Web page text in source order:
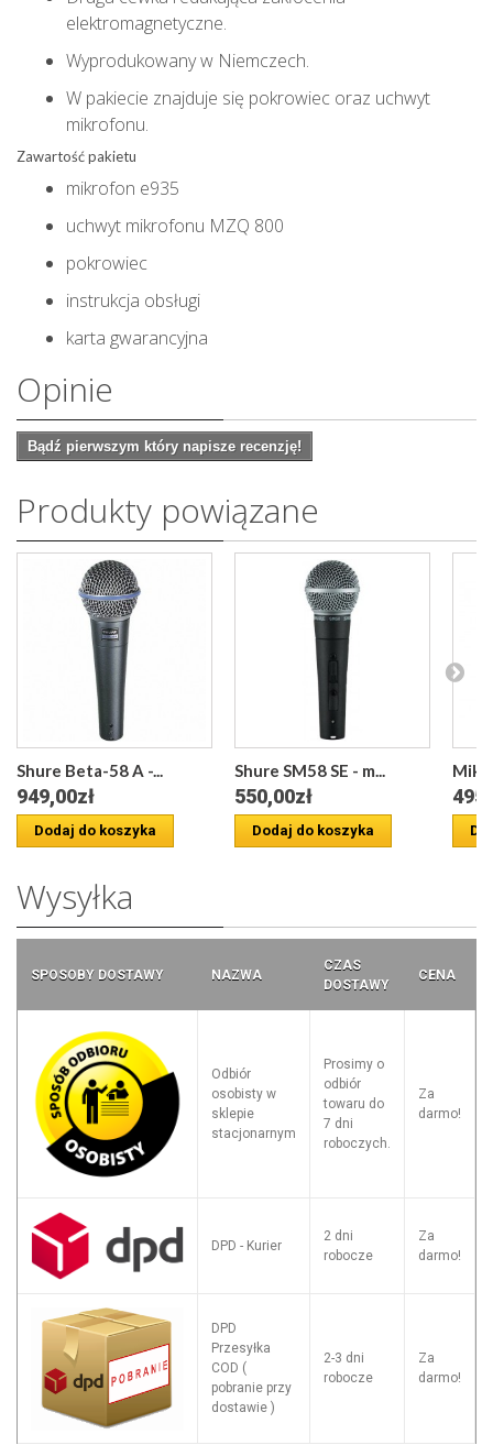
elektromagnetyczne.
Wyprodukowany w Niemczech.
W pakiecie znajduje się pokrowiec oraz uchwyt
mikrofonu.
Zawartość pakietu
mikrofon e935
uchwyt mikrofonu MZQ 800
pokrowiec
instrukcja obsługi
karta gwarancyjna
Opinie
Bądź pierwszym który napisze recenzję!
Produkty powiązane
Shure Beta-58 A -...
949,00zł
Dodaj do koszyka
Shure SM58 SE - m...
550,00zł
Dodaj do koszyka
Wysyłka
SPOSOBY DOSTAWY NAZWA
CZAS
DOSTAWY
CENA
Odbiór
osobisty w
sklepie
stacjonarnym
Prosimy o
odbiór
towaru do
7 dni
roboczych.
Za
darmo!
DPD - Kurier
2 dni
robocze
Za
darmo!
DPD
Przesyłka
COD (
pobranie przy
dostawie )
2-3 dni
robocze
Za
darmo!